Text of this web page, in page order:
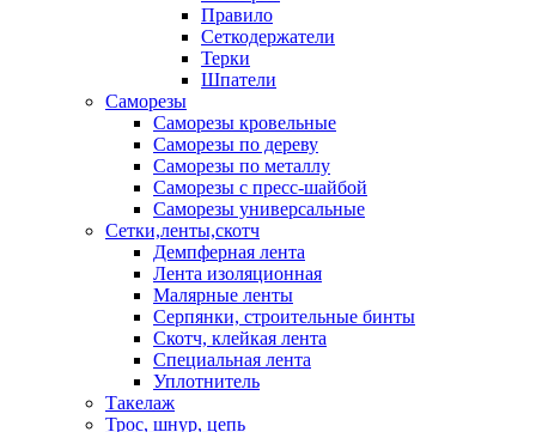
Правило
Сеткодержатели
Терки
Шпатели
Саморезы
Саморезы кровельные
Саморезы по дереву
Саморезы по металлу
Саморезы с пресс-шайбой
Саморезы универсальные
Сетки,ленты,скотч
Демпферная лента
Лента изоляционная
Малярные ленты
Серпянки, строительные бинты
Скотч, клейкая лента
Специальная лента
Уплотнитель
Такелаж
Трос, шнур, цепь